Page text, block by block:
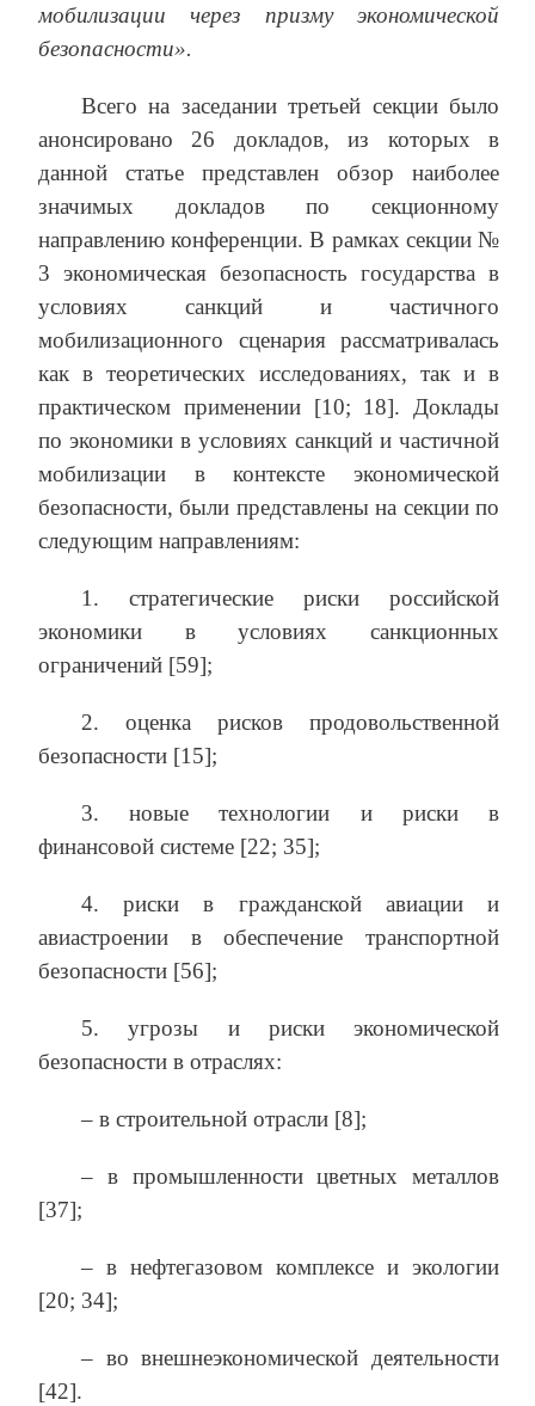
мобилизации через призму экономической
безопасности».
Всего на заседании третьей секции было
анонсировано 26 докладов, из которых в
данной статье представлен обзор наиболее
значимых докладов по секционному
направлению конференции. В рамках секции №
3 экономическая безопасность государства в
условиях санкций и частичного
мобилизационного сценария рассматривалась
как в теоретических исследованиях, так и в
практическом применении [10; 18]. Доклады
по экономики в условиях санкций и частичной
мобилизации в контексте экономической
безопасности, были представлены на секции по
следующим направлениям:
1. стратегические риски российской
экономики в условиях санкционных
ограничений [59];
2. оценка рисков продовольственной
безопасности [15];
3. новые технологии и риски в
финансовой системе [22; 35];
4. риски в гражданской авиации и
авиастроении в обеспечение транспортной
безопасности [56];
5. угрозы и риски экономической
безопасности в отраслях:
– в строительной отрасли [8];
– в промышленности цветных металлов
[37];
– в нефтегазовом комплексе и экологии
[20; 34];
– во внешнеэкономической деятельности
[42].